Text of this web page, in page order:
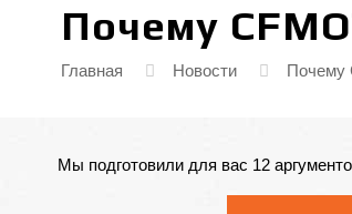
Почему
Главная Новости Почему
Мы подготовили для вас 12